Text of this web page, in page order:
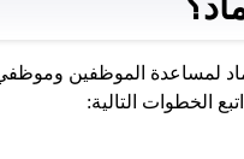
لمساعدة الموظفين
الخطوات التالية: